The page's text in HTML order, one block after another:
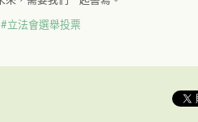
#立法會選舉投票